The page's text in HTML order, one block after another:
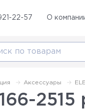
22-57 О
Аксессуары